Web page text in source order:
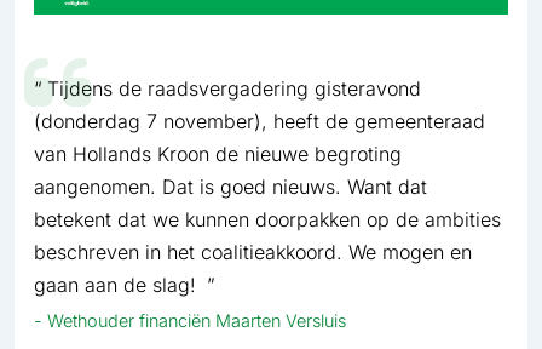
Tijdens de raadsvergadering gisteravond
(donderdag 7 november), heeft de gemeenteraad
van Hollands Kroon de nieuwe begroting
aangenomen. Dat is goed nieuws. Want dat
betekent dat we kunnen doorpakken op de ambities
beschreven in het coalitieakkoord. We mogen en
gaan aan de slag!
Wethouder financiën Maarten Versluis